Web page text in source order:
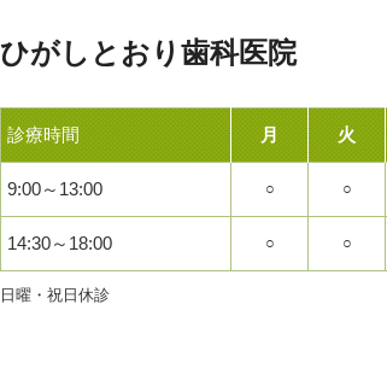
ひがしとおり歯科医院
診療時間 月 火
9:00～13:00 ○ ○
14:30～18:00 ○ ○
日曜・祝日休診